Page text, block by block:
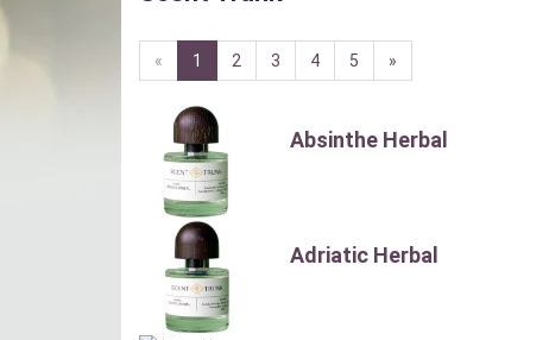
« 1 2 3 4 5 »
Absinthe Herbal
Adriatic Herbal